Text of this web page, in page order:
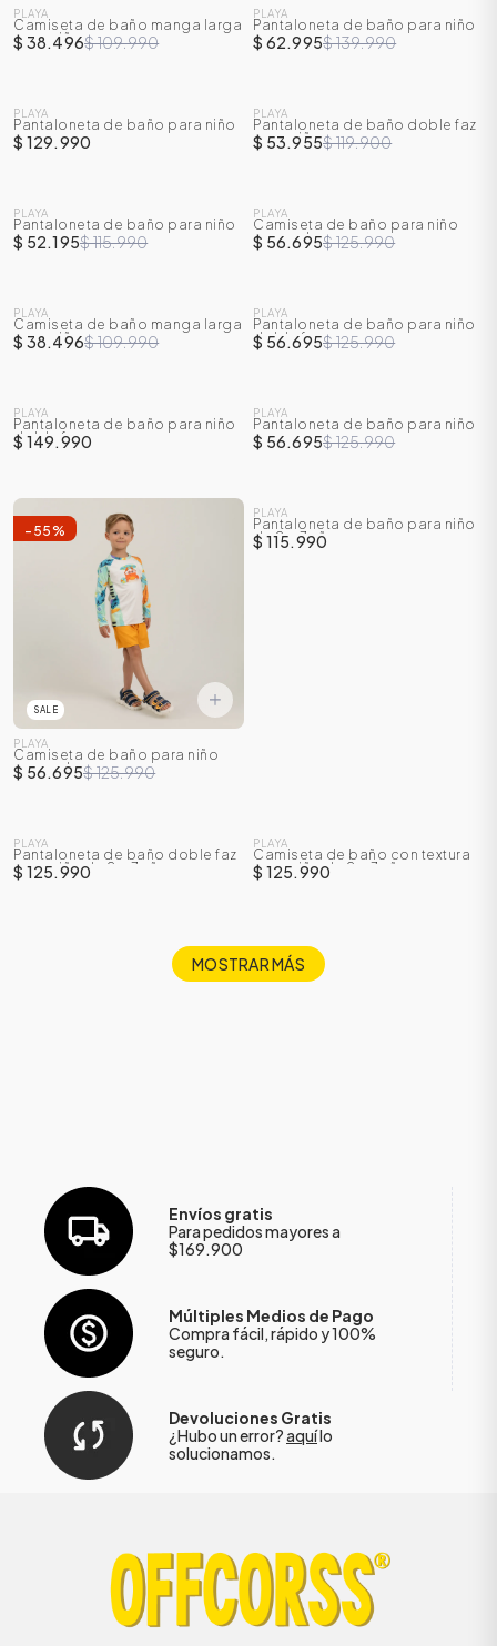
-65%
PLAYA
Camiseta de baño manga larga
para niño
$ 38.496$ 109.990
-55%
PLAYA
Pantaloneta de baño para niño
$ 62.995$ 139.990
PLAYA
Pantaloneta de baño para niño
$ 129.990
-55%
PLAYA
Pantaloneta de baño doble faz
para niño
$ 53.955$ 119.900
-55%
PLAYA
Pantaloneta de baño para niño
$ 52.195$ 115.990
-55%
PLAYA
Camiseta de baño para niño
manga larga
$ 56.695$ 125.990
-65%
PLAYA
Camiseta de baño manga larga
para niño
$ 38.496$ 109.990
-55%
PLAYA
Pantaloneta de baño para niño
doble faz
$ 56.695$ 125.990
PLAYA
Pantaloneta de baño para niño
doble faz
$ 149.990
-55%
PLAYA
Pantaloneta de baño para niño
$ 56.695$ 125.990
- 55 %
SALE
PLAYA
Camiseta de baño para niño
manga larga
$ 56.695$ 125.990
PLAYA
Pantaloneta de baño para niño
de 2 a 7 años
$ 115.990
PLAYA
Pantaloneta de baño doble faz
para niño de 2 a 7 años
$ 125.990
PLAYA
Camiseta de baño con textura
para niño de 2 a 7 años
$ 125.990
MOSTRAR MÁS
Envíos gratis
Para pedidos mayores a
$169.900
Múltiples Medios de Pago
Compra fácil, rápido y 100%
seguro.
Devoluciones Gratis
¿Hubo un error?aquílo
solucionamos.